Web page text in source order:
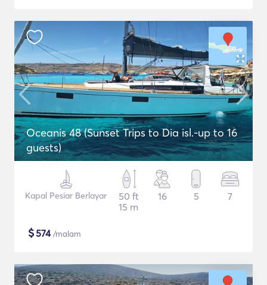
Oceanis 48 (Sunset Trips to Dia isl.-up to 16
guests)
Kapal Pesiar Berlayar
50 ft
15 m
16 5 7
$574/malam